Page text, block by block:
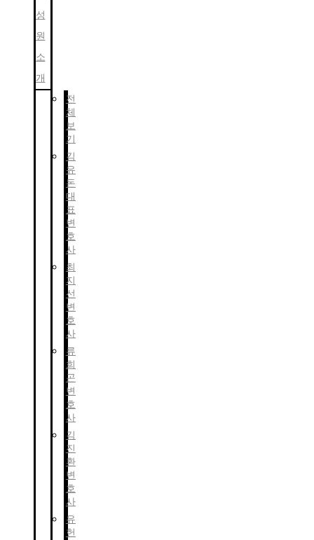
성
원
소
개
전
체
보
기
김
유
돈
대
표
변
호
사
최
지
선
변
호
사
류
희
곤
변
호
사
김
진
환
변
호
사
유
헌